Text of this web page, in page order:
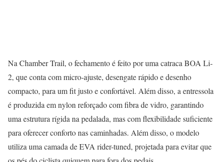
Na Chamber Trail, o fechamento é feito por uma catraca BOA Li-
2, que conta com micro-ajuste, desengate rápido e desenho
compacto, para um fit justo e confortável. Além disso, a entressola
é produzida em nylon reforçado com fibra de vidro, garantindo
uma estrutura rígida na pedalada, mas com flexibilidade suficiente
para oferecer conforto nas caminhadas. Além disso, o modelo
utiliza uma camada de EVA rider-tuned, projetada para evitar que